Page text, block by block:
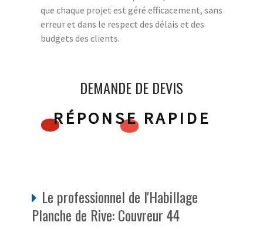
que chaque projet est géré efficacement, sans
erreur et dans le respect des délais et des
budgets des clients.
DEMANDE DE DEVIS
RÉPONSE RAPIDE
Le professionnel de l'Habillage
Planche de Rive: Couvreur 44